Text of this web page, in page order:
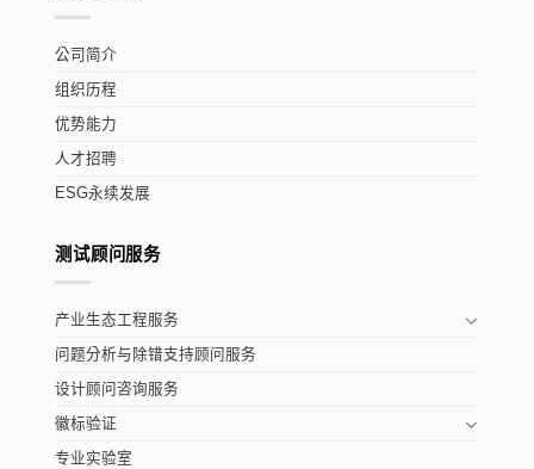
公司简介
组织历程
优势能力
人才招聘
ESG永续发展
测试顾问服务
产业生态工程服务
问题分析与除错支持顾问服务
设计顾问咨询服务
徽标验证
专业实验室